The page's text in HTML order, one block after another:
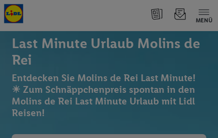
MENÜ
Last Minute Urlaub Molins de
Rei
Entdecken Sie Molins de Rei Last Minute!
☀ Zum Schnäppchenpreis spontan in den
Molins de Rei Last Minute Urlaub mit Lidl
Reisen!